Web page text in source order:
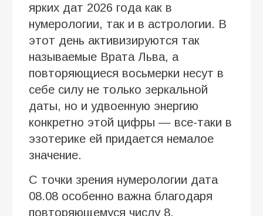
ярких дат 2026 года как в
нумерологии, так и в астрологии. В
этот день активизируются так
называемые Врата Льва, а
повторяющиеся восьмерки несут в
себе силу не только зеркальной
даты, но и удвоенную энергию
конкретно этой цифры — все-таки в
эзотерике ей придается немалое
значение.
С точки зрения нумерологии дата
08.08 особенно важна благодаря
повторяющемуся числу 8.